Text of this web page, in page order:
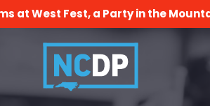
at West Fest, a Party in the